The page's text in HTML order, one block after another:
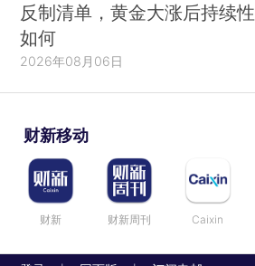
反制清单，黄金大涨后持续性
如何
2026年08月06日
财新移动
财新 财新周刊 Caixin